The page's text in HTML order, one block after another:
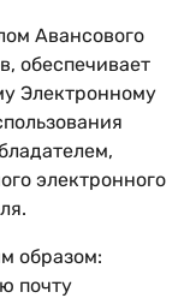
Авансового
обеспечивает
Электронному
электронного
образом:
почту